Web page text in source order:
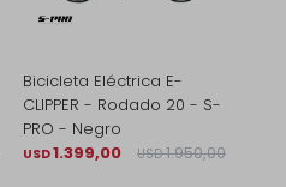
Bicicleta Eléctrica E-
CLIPPER - Rodado 20 - S-
PRO - Negro
USD1.399,00 USD 1.950,00